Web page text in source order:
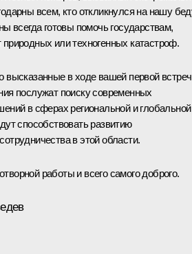
всем, кто откликнулся на нашу
всегда готовы помочь государствам,
или техногенных катастроф.
высказанные в ходе вашей первой
послужат поиску современных
в сферах региональной и глобальной
способствовать развитию
в этой области.
работы и всего самого доброго.